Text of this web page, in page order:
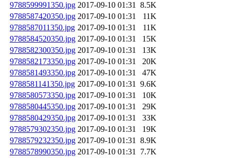
9788599991350.jpg 2017-09-10 01:31 8.5K
9788587420350.jpg 2017-09-10 01:31
11K
9788587011350.jpg 2017-09-10 01:31
11K
9788584520350.jpg 2017-09-10 01:31
15K
9788582300350.jpg 2017-09-10 01:31
13K
9788582173350.jpg 2017-09-10 01:31
20K
9788581493350.jpg 2017-09-10 01:31
47K
9788581141350.jpg 2017-09-10 01:31 9.6K
9788580573350.jpg 2017-09-10 01:31
10K
9788580445350.jpg 2017-09-10 01:31
29K
9788580429350.jpg 2017-09-10 01:31
33K
9788579302350.jpg 2017-09-10 01:31
19K
9788579232350.jpg 2017-09-10 01:31 8.9K
9788578990350.jpg 2017-09-10 01:31 7.7K